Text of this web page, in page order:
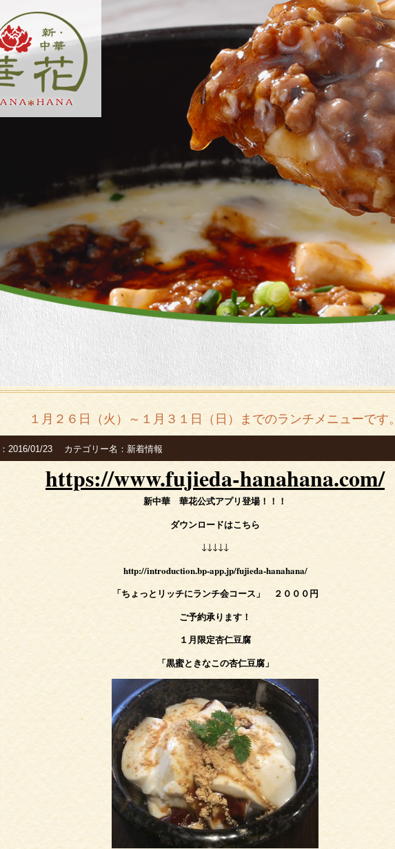
１月２６日（火）～１月３１日（日）までのランチメニューです。
2016/01/23 カテゴリー名：新着情報
https://www.fujieda-hanahana.com/
新中華 華花公式アプリ登場！！！
ダウンロードはこちら
↓↓↓↓↓
http://introduction.bp-app.jp/fujieda-hanahana/
「ちょっとリッチにランチ会コース」 ２０００円
ご予約承ります！
１月限定杏仁豆腐
「黒蜜ときなこの杏仁豆腐」